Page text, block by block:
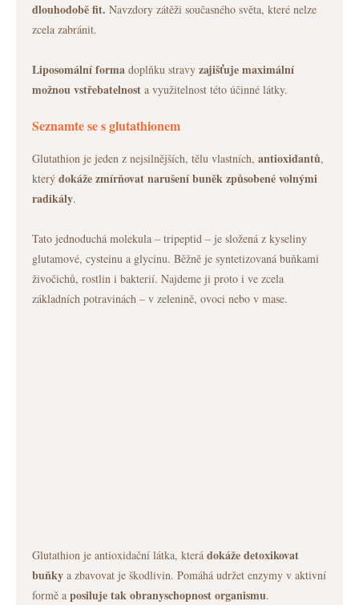
dlouhodobě fit. Navzdory zátěži současného světa, které nelze
zcela zabránit.
Liposomální forma doplňku stravy zajišťuje maximální
možnou vstřebatelnost a využitelnost této účinné látky.
Seznamte se s glutathionem
Glutathion je jeden z nejsilnějších, tělu vlastních, antioxidantů,
který dokáže zmírňovat narušení buněk způsobené volnými
radikály.
Tato jednoduchá molekula – tripeptid – je složená z kyseliny
glutamové, cysteinu a glycinu. Běžně je syntetizovaná buňkami
živočichů, rostlin i bakterií. Najdeme ji proto i ve zcela
základních potravinách – v zelenině, ovoci nebo v mase.
Glutathion je antioxidační látka, která dokáže detoxikovat
buňky a zbavovat je škodlivin. Pomáhá udržet enzymy v aktivní
formě a posiluje tak obranyschopnost organismu.